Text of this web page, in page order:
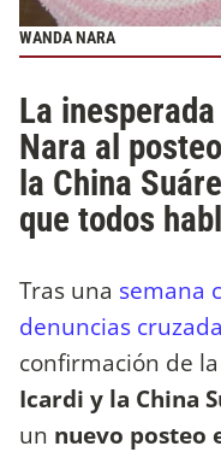
WANDA NARA
La
Nara al
la China
que todos
Tras una semana
denuncias
confirmación de la
Icardi y la China
un nuevo posteo